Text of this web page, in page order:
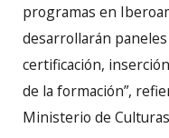
programas en
desarrollarán
certificación,
de la formación”,
Ministerio de